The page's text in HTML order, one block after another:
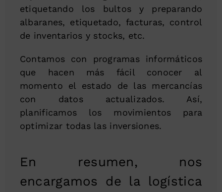
etiquetando los bultos y preparando
albaranes, etiquetado, facturas, control
de inventarios y stocks, etc.
Contamos con programas informáticos
que hacen más fácil conocer al
momento el estado de las mercancías
con datos actualizados. Así,
planificamos los movimientos para
optimizar todas las inversiones.
En resumen, nos
encargamos de la logística